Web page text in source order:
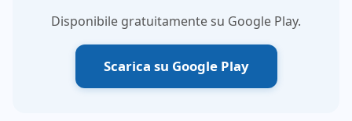
Disponibile gratuitamente su Google Play.
Scarica su Google Play